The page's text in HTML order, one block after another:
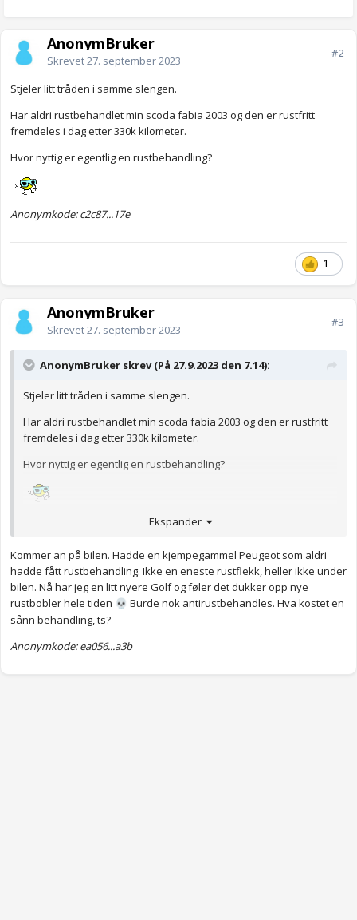
AnonymBruker
Skrevet27. september 2023
#2
Stjeler litt tråden i samme slengen.
Har aldri rustbehandlet min scoda fabia 2003 og den er rustfritt
fremdeles i dag etter 330k kilometer.
Hvor nyttig er egentlig en rustbehandling?
Anonymkode: c2c87...17e
1
AnonymBruker
Skrevet27. september 2023
#3
AnonymBruker skrev (På 27.9.2023 den 7.14):
Stjeler litt tråden i samme slengen.
Har aldri rustbehandlet min scoda fabia 2003 og den er rustfritt
fremdeles i dag etter 330k kilometer.
Hvor nyttig er egentlig en rustbehandling?
Ekspander
Kommer an på bilen. Hadde en kjempegammel Peugeot som aldri
hadde fått rustbehandling. Ikke en eneste rustflekk, heller ikke under
bilen. Nå har jeg en litt nyere Golf og føler det dukker opp nye
rustbobler hele tiden 💀 Burde nok antirustbehandles. Hva kostet en
sånn behandling, ts?
Anonymkode: ea056...a3b